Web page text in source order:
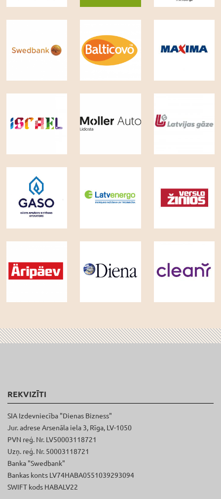
REKVIZĪTI
SIA Izdevniecība "Dienas Bizness"
Jur. adrese Arsenāla iela 3, Rīga, LV-1050
PVN reģ. Nr. LV50003118721
Uzņ. reģ. Nr. 50003118721
Banka "Swedbank"
Bankas konts LV74HABA0551039293094
SWIFT kods HABALV22